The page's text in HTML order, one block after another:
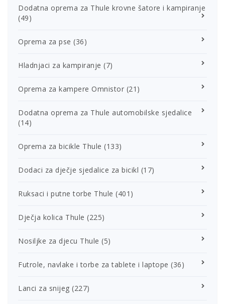
Dodatna oprema za Thule krovne šatore i kampiranje
(49)
Oprema za pse (36)
Hladnjaci za kampiranje (7)
Oprema za kampere Omnistor (21)
Dodatna oprema za Thule automobilske sjedalice
(14)
Oprema za bicikle Thule (133)
Dodaci za dječje sjedalice za bicikl (17)
Ruksaci i putne torbe Thule (401)
Dječja kolica Thule (225)
Nosiljke za djecu Thule (5)
Futrole, navlake i torbe za tablete i laptope (36)
Lanci za snijeg (227)